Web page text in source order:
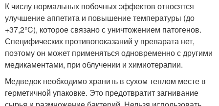
К числу нормальных побочных эффектов относятся
улучшение аппетита и повышение температуры (до
+37,2°C), которое связано с уничтожением патогенов.
Специфических противопоказаний у препарата нет,
поэтому он может применяться одновременно с другими
медикаментами, при облучении и химиотерапии.
Медведок необходимо хранить в сухом теплом месте в
герметичной упаковке. Это предотвратит загнивание